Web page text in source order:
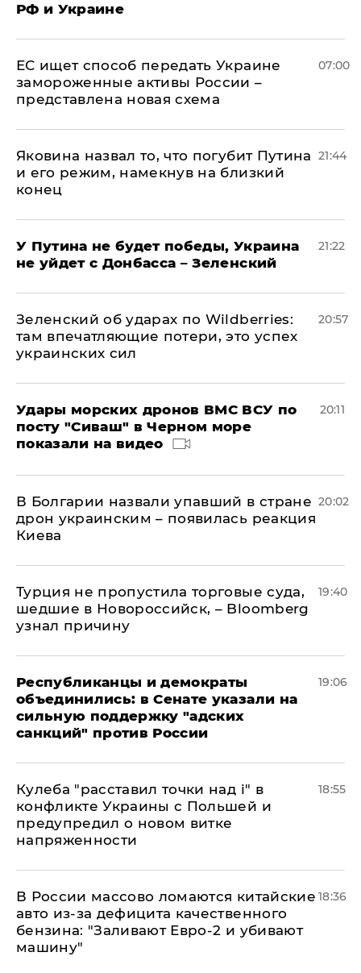
РФ и Украине
ЕС ищет способ передать Украине
замороженные активы России –
представлена новая схема
07:00
Яковина назвал то, что погубит Путина
и его режим, намекнув на близкий
конец
21:44
У Путина не будет победы, Украина
не уйдет с Донбасса – Зеленский
21:22
Зеленский об ударах по Wildberries:
там впечатляющие потери, это успех
украинских сил
20:57
Удары морских дронов ВМС ВСУ по
посту "Сиваш" в Черном море
показали на видео
20:11
В Болгарии назвали упавший в стране
дрон украинским – появилась реакция
Киева
20:02
Турция не пропустила торговые суда,
шедшие в Новороссийск, – Bloomberg
узнал причину
19:40
Республиканцы и демократы
объединились: в Сенате указали на
сильную поддержку "адских
санкций" против России
19:06
Кулеба "расставил точки над і" в
конфликте Украины с Польшей и
предупредил о новом витке
напряженности
18:55
В России массово ломаются китайские
авто из-за дефицита качественного
бензина: "Заливают Евро-2 и убивают
машину"
18:36